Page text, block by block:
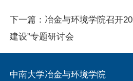
下一篇： 冶金与环境学院召开
建设”专题研讨会
中南大学冶金与环境学院